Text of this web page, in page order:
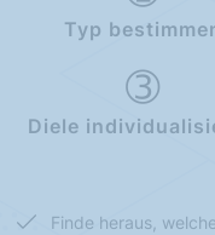
Typ
Diele
Finde heraus,